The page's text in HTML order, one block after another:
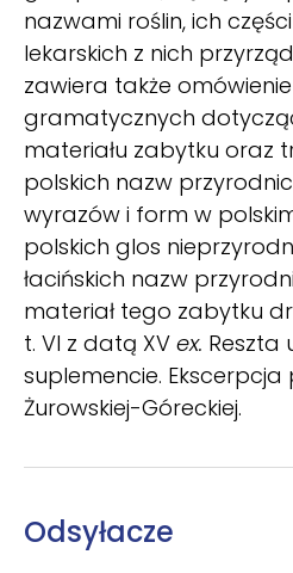
nazwami roślin, ich
lekarskich z nich
zawiera także
gramatycznych
materiału zabytku oraz
polskich nazw
wyrazów i form w
polskich glos
łacińskich nazw
materiał tego zabytku
t. VI z datą XV ex. Reszta
suplemencie. Ekscerpcja
Żurowskiej-Góreckiej.
Odsyłacze